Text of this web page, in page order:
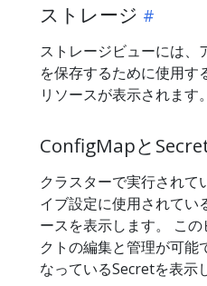
ストレージ
ストレージビューには、
を保存するために使用
リソースが表示されます。
ConfigMapと
クラスターで実行されて
イブ設定に使用されて
ースを表示します。 こ
クトの編集と管理が可能
なっているSecretを表示